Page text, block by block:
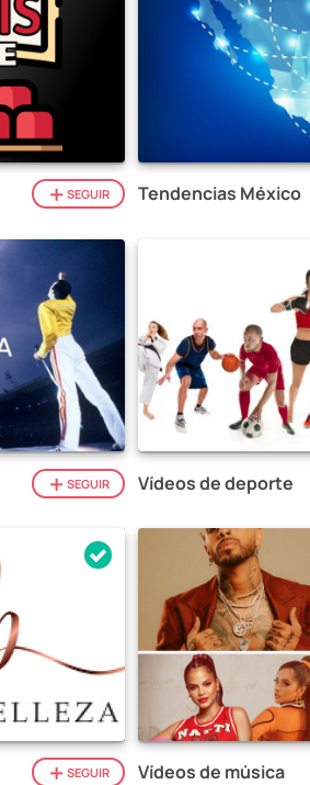
SEGUIR Tendencias México
SEGUIR Vídeos de deporte
SEGUIR Vídeos de música